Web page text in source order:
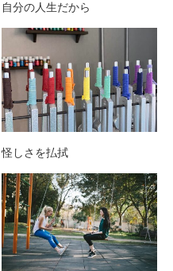
自分の人生だから
怪しさを払拭